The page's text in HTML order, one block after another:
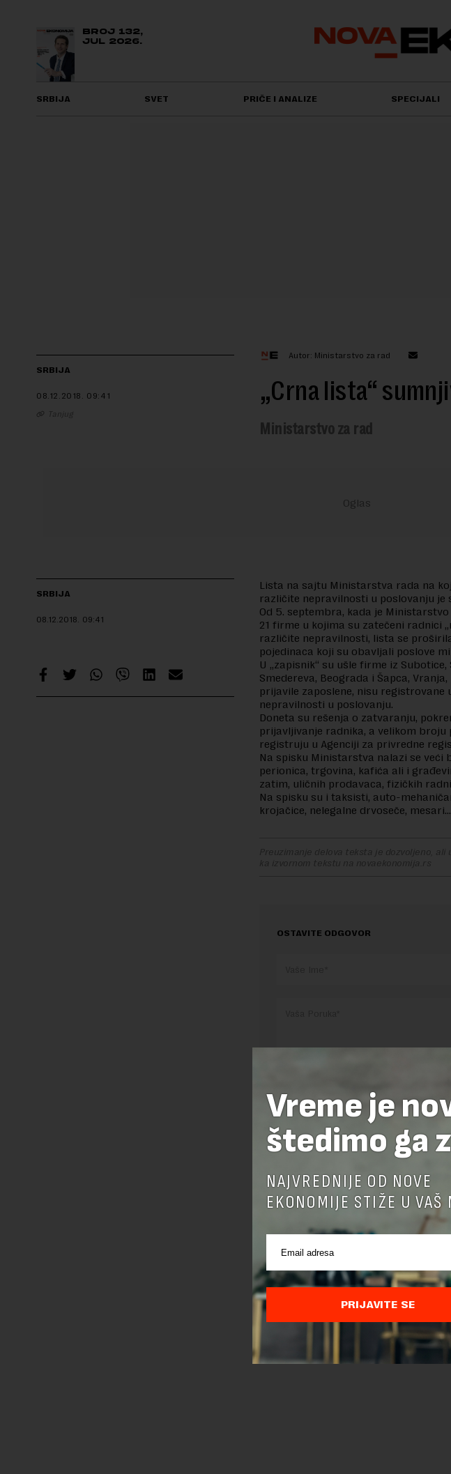
BROJ 132,
JUL 2026.
SRBIJA SVET PRIČE I ANALIZE SPECIJALI
SRBIJA
08.12.2018. 09:41
Tanjug
Autor: Ministarstvo za rad
„Crna lista“
Ministarstvo za rad
SRBIJA
08.12.2018. 09:41
Lista na sajtu Ministarstva rada na
različite nepravilnosti u poslovanju je
Od 5. septembra, kada je
21 firme u kojima su zatečeni radnici
različite nepravilnosti, lista se
pojedinaca koji su obavljali poslove
U „zapisnik“ su ušle firme iz
Smedereva, Beograda i Šapca,
prijavile zaposlene, nisu registrovane
nepravilnosti u poslovanju.
Doneta su rešenja o zatvaranju,
prijavljivanje radnika, a velikom broju
registruju u Agenciji za privredne
Na spisku Ministarstva nalazi se
perionica, trgovina, kafića ali i
zatim, uličnih prodavaca, fizičkih
Na spisku su i taksisti, auto-
krojačice, nelegalne drvoseče, mesari…
Preuzimanje delova teksta je dozvoljeno,
ka izvornom tekstu na novaekonomija.rs
OSTAVITE ODGOVOR
Pre slanja komentara, molimo vas da se
korišćenja sajta.
Sajt je zaštićen pomocu reCaptcha i
Korišćenjasu primenjeni.
Vreme je
štedimo ga
NAJVREDNIJE OD NOVE
EKONOMIJE STIŽE U VAŠ
PRIJAVITE SE